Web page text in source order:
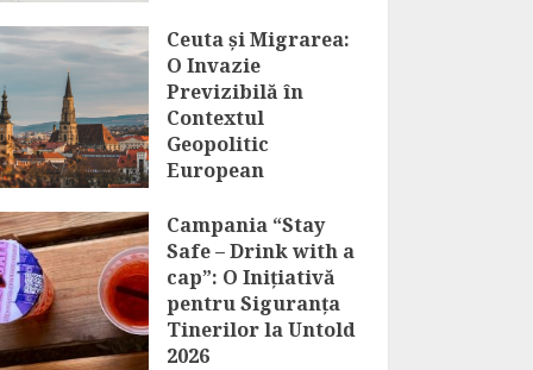
Ceuta și Migrarea:
O Invazie
Previzibilă în
Contextul
Geopolitic
European
Campania “Stay
Safe – Drink with a
cap”: O Inițiativă
pentru Siguranța
Tinerilor la Untold
2026